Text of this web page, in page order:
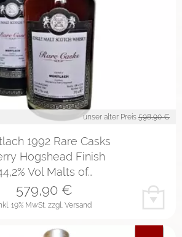
unser alter Preis 598,90 €
1992 Rare Casks
Hogshead Finish
Vol Malts of…
19% MwSt. zzgl. Versand
579,90 €